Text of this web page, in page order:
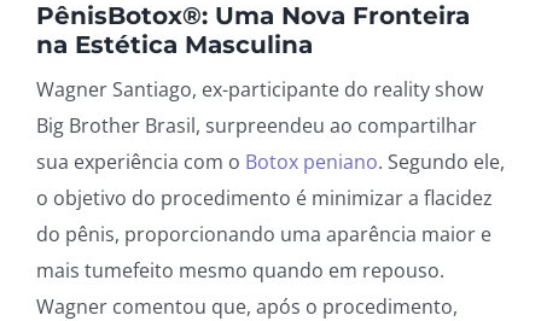
PênisBotox®: Uma Nova Fronteira
na Estética Masculina
Wagner Santiago, ex-participante do reality show
Big Brother Brasil, surpreendeu ao compartilhar
sua experiência com o Botox peniano. Segundo ele,
o objetivo do procedimento é minimizar a flacidez
do pênis, proporcionando uma aparência maior e
mais tumefeito mesmo quando em repouso.
Wagner comentou que, após o procedimento,